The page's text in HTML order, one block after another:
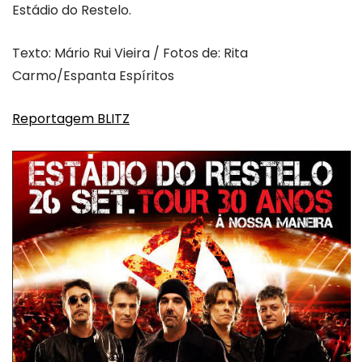
Estádio do Restelo.
Texto: Mário Rui Vieira / Fotos de: Rita
Carmo/Espanta Espíritos
Reportagem BLITZ